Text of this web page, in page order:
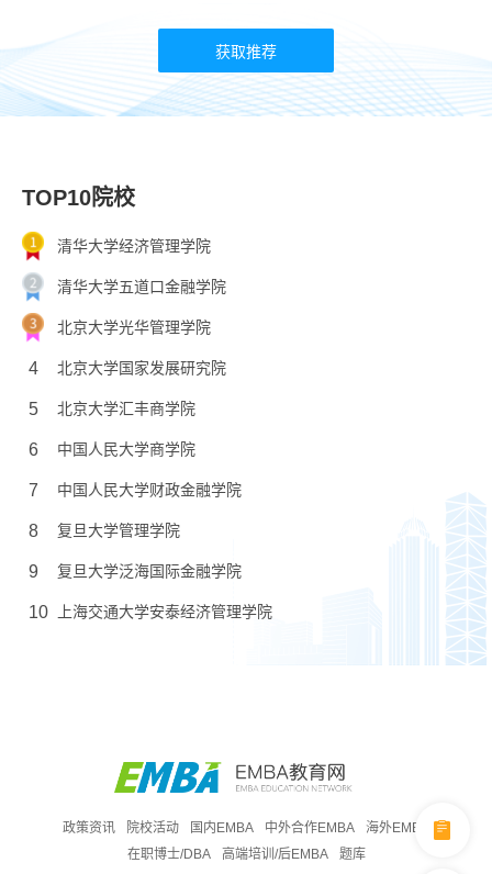
TOP10院校
清华大学经济管理学院
清华大学五道口金融学院
北京大学光华管理学院
4 北京大学国家发展研究院
5 北京大学汇丰商学院
6 中国人民大学商学院
7 中国人民大学财政金融学院
8 复旦大学管理学院
9 复旦大学泛海国际金融学院
10 上海交通大学安泰经济管理学院
政策资讯 院校活动 国内EMBA 中外合作EMBA
海外EMBA
在职博士/DBA
高端培训/后EMBA 题库